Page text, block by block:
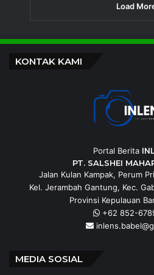
Load
KONTAK KAMI
Portal Berita
PT. SALSHEI
Jalan Kulan Kampak, Perum
Kel. Jerambah Gantung, Kec.
Provinsi Kepulauan
+62 852-
MEDIA SOSIAL